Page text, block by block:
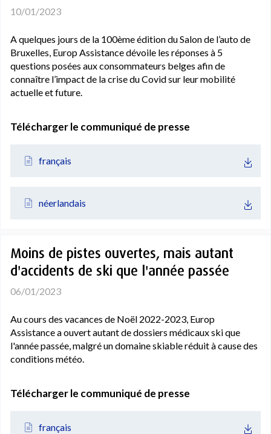
10/01/2023
A quelques jours de la 100ème édition du Salon de l’auto de
Bruxelles, Europ Assistance dévoile les réponses à 5
questions posées aux consommateurs belges afin de
connaître l’impact de la crise du Covid sur leur mobilité
actuelle et future.
Télécharger le communiqué de presse
français
néerlandais
Moins de pistes ouvertes, mais autant
d'accidents de ski que l'année passée
06/01/2023
Au cours des vacances de Noël 2022-2023, Europ
Assistance a ouvert autant de dossiers médicaux ski que
l'année passée, malgré un domaine skiable réduit à cause des
conditions météo.
Télécharger le communiqué de presse
français